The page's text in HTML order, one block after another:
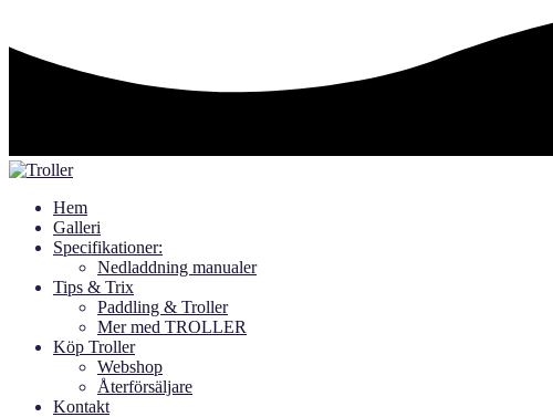
Hem
Galleri
Specifikationer:
Nedladdning manualer
Tips & Trix
Paddling & Troller
Mer med TROLLER
Köp Troller
Webshop
Återförsäljare
Kontakt